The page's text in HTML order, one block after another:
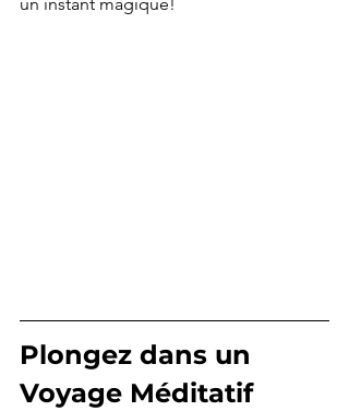
Plongez dans un
Voyage Méditatif